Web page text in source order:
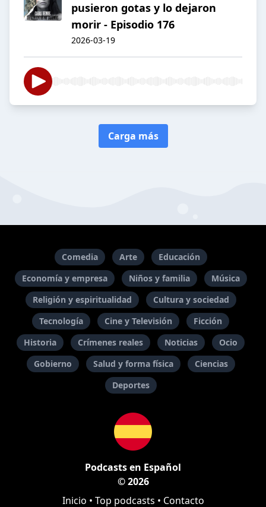
pusieron gotas y lo dejaron
morir - Episodio 176
2026-03-19
Carga más
Comedia Arte
Educación
Economía y empresa
Niños y familia
Música
Religión y espiritualidad
Cultura y sociedad
Tecnología
Cine y Televisión
Ficción
Historia
Crímenes reales Noticias
Ocio
Gobierno
Salud y forma física
Ciencias
Deportes
Podcasts en Español
© 2026
Inicio • Top podcasts • Contacto